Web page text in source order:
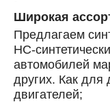
Широкая
Предлагаем
HC-
автомобилей
других. Как для
двигателей;